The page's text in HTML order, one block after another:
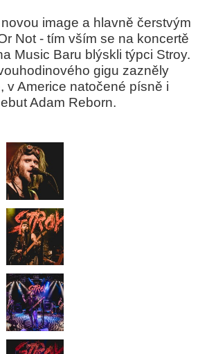
image a hlavně čerstvým
Not - tím vším se na koncertě
Music Baru blýskli týpci Stroy.
gigu zazněly
v Americe natočené písně i
Adam Reborn.